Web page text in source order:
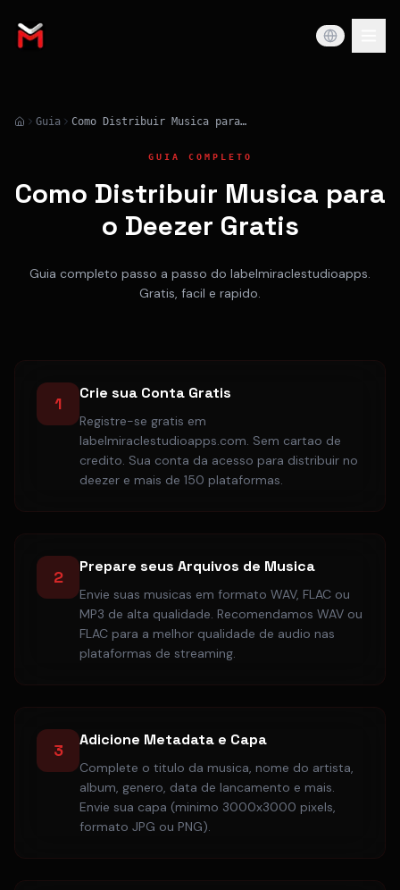
Guia Como Distribuir Musica para o Deezer Gratis
GUIA COMPLETO
Como Distribuir Musica para
o Deezer Gratis
Guia completo passo a passo do labelmiraclestudioapps.
Gratis, facil e rapido.
1
Crie sua Conta Gratis
Registre-se gratis em
labelmiraclestudioapps.com. Sem cartao de
credito. Sua conta da acesso para distribuir no
deezer e mais de 150 plataformas.
2
Prepare seus Arquivos de Musica
Envie suas musicas em formato WAV, FLAC ou
MP3 de alta qualidade. Recomendamos WAV ou
FLAC para a melhor qualidade de audio nas
plataformas de streaming.
3
Adicione Metadata e Capa
Complete o titulo da musica, nome do artista,
album, genero, data de lancamento e mais.
Envie sua capa (minimo 3000x3000 pixels,
formato JPG ou PNG).